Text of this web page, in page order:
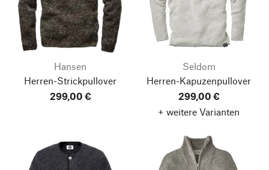
Hansen
Herren-Strickpullover
299,00 €
Seldom
Herren-Kapuzenpullover
299,00 €
+ weitere Varianten